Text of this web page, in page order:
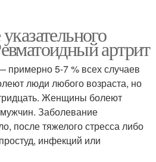
артрит
примерно 5-7 % всех случаев
люди любого возраста, но
Женщины болеют
Заболевание
после тяжелого стресса либо
инфекций или